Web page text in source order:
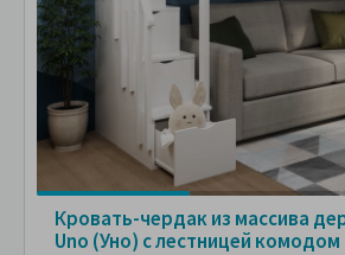
Кровать-чердак из массива
Uno (Уно) с лестницей комодом